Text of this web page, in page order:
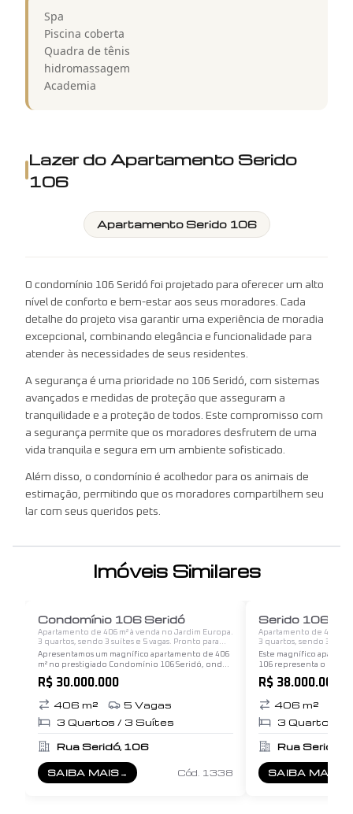
Spa
Piscina coberta
Quadra de tênis
hidromassagem
Academia
Lazer do Apartamento Serido
106
Apartamento Serido 106
O condomínio 106 Seridó foi projetado para oferecer um alto
nível de conforto e bem-estar aos seus moradores. Cada
detalhe do projeto visa garantir uma experiência de moradia
excepcional, combinando elegância e funcionalidade para
atender às necessidades de seus residentes.
A segurança é uma prioridade no 106 Seridó, com sistemas
avançados e medidas de proteção que asseguram a
tranquilidade e a proteção de todos. Este compromisso com
a segurança permite que os moradores desfrutem de uma
vida tranquila e segura em um ambiente sofisticado.
Além disso, o condomínio é acolhedor para os animais de
estimação, permitindo que os moradores compartilhem seu
lar com seus queridos pets.
Imóveis Similares
Condomínio 106 Seridó
Apartamento de 406 m² à venda no Jardim Europa.
3 quartos, sendo 3 suítes e 5 vagas. Pronto para
morar.
Apresentamos um magnífico apartamento de 406
m² no prestigiado Condomínio 106 Seridó, onde a
elegância se encontra com o conforto
contemporâneo. Com três suítes amplas e
R$ 30.000.000
406 m² 5 Vagas
3 Quartos / 3 Suítes
Rua Seridó, 106
SAIBA MAIS
SOBRECONDOMÍNIO 106 SERIDÓ
→ Cód. 1338
Serido 106
Apartamento de 406 m²
3 quartos, sendo 3
morar.
Este magnífico
106 representa o mais
e exclusividade,
desejadas do Jardim
R$ 38.000.000
406 m²
3 Quartos /
Rua Seridó,
SAIBA MAIS
SOBRE